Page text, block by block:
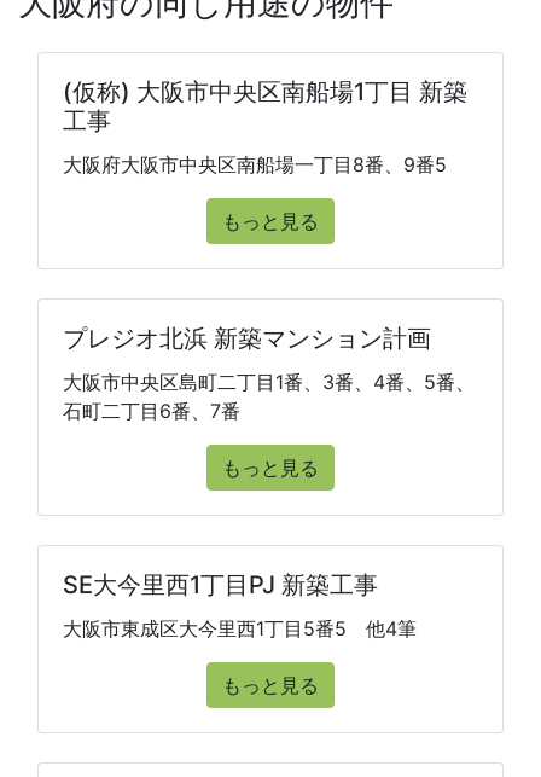
(仮称) 大阪市中央区南船場1丁目 新築
工事
大阪府大阪市中央区南船場一丁目8番、9番5
もっと見る
プレジオ北浜 新築マンション計画
大阪市中央区島町二丁目1番、3番、4番、5番、
石町二丁目6番、7番
もっと見る
SE大今里西1丁目PJ 新築工事
大阪市東成区大今里西1丁目5番5 他4筆
もっと見る